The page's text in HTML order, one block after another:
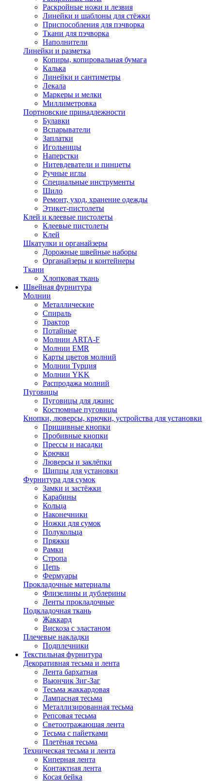
Раскройные ножи и лезвия
Линейки и шаблоны для стёжки
Приспособления для пэчворка
Ткани для пэчворка
Наполнители
Линейки и разметка
Копиры, копировальная бумага
Калька
Линейки и сантиметры
Лекала
Маркеры и мелки
Миллиметровка
Портновские принадлежности
Булавки
Вспарыватели
Заплатки
Игольницы
Наперстки
Нитевдеватели и пинцеты
Ручные иглы
Специальные инструменты
Шило
Ремонт, уход, хранение одежды
Этикет-пистолеты
Клей и клеевые пистолеты
Клеевые пистолеты
Клей
Шкатулки и органайзеры
Дорожные швейные наборы
Органайзеры и контейнеры
Ткани
Хлопковая ткань
Швейная фурнитура
Молнии
Металлические
Спираль
Трактор
Потайные
Молнии ARTA-F
Молнии EMR
Карты цветов молний
Молнии Турция
Молнии YKK
Распродажа молний
Пуговицы
Пуговицы для джинс
Костюмные пуговицы
Кнопки, люверсы, крючки, устройства для установки
Пришивные кнопки
Пробивные кнопки
Прессы и насадки
Крючки
Люверсы и заклёпки
Щипцы для установки
Фурнитура для сумок
Замки и застёжки
Карабины
Кольца
Наконечники
Ножки для сумок
Полукольца
Пряжки
Рамки
Стропа
Цепь
Фермуары
Прокладочные материалы
Флизелины и дублерины
Ленты прокладочные
Подкладочная ткань
Жаккард
Вискоза с эластаном
Плечевые накладки
Подплечники
Текстильная фурнитура
Декоративная тесьма и лента
Лента бархатная
Вьюнчик Зиг-Заг
Тесьма жаккардовая
Лампасная тесьма
Металлизированная тесьма
Репсовая тесьма
Светоотражающая лента
Тесьма с пайетками
Плетёная тесьма
Техническая тесьма и лента
Киперная лента
Контактная лента
Косая бейка